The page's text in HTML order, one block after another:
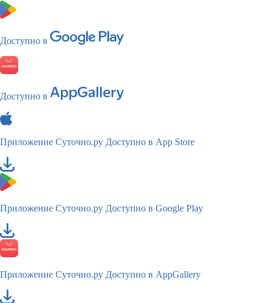
Доступно в
Доступно в
Приложение Суточно.ру Доступно в App Store
Приложение Суточно.ру Доступно в Google Play
Приложение Суточно.ру Доступно в AppGallery